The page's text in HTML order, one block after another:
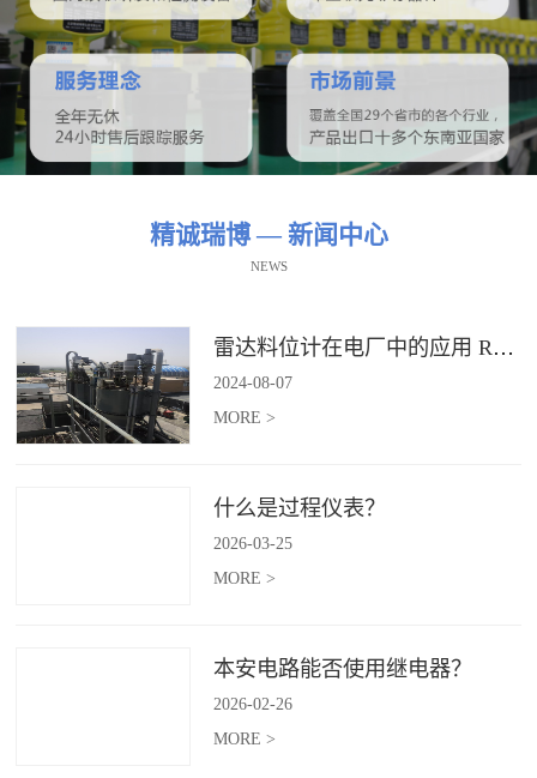
精诚瑞博 — 新闻中心
NEWS
雷达料位计在电厂中的应用 RBRDZB-71-6-C
2024-08-07
MORE >
什么是过程仪表？
2026-03-25
MORE >
本安电路能否使用继电器？
2026-02-26
MORE >